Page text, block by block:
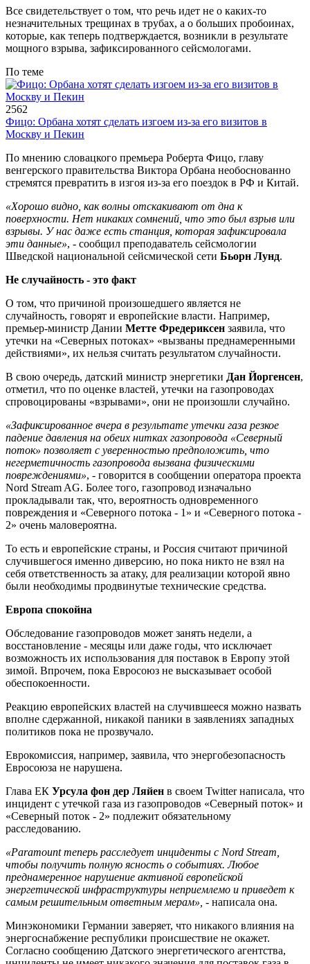
Все свидетельствует о том, что речь идет не о каких-то
незначительных трещинах в трубах, а о больших пробоинах,
которые, как теперь подтверждается, возникли в результате
мощного взрыва, зафиксированного сейсмологами.
По теме
2562
Фицо: Орбана хотят сделать изгоем из-за его визитов в
Москву и Пекин
По мнению словацкого премьера Роберта Фицо, главу
венгерского правительства Виктора Орбана необоснованно
стремятся превратить в изгоя из-за его поездок в РФ и Китай.
«Хорошо видно, как волны отскакивают от дна к
поверхности. Нет никаких сомнений, что это был взрыв или
взрывы. У нас даже есть станция, которая зафиксировала
эти данные», - сообщил преподаватель сейсмологии
Шведской национальной сейсмической сети Бьорн Лунд.
Не случайность - это факт
О том, что причиной произошедшего является не
случайность, говорят и европейские власти. Например,
премьер-министр Дании Метте Фредериксен заявила, что
утечки на «Северных потоках» «вызваны преднамеренными
действиями», их нельзя считать результатом случайности.
В свою очередь, датский министр энергетики Дан Йоргенсен,
отметил, что по оценке властей, утечки на газопроводах
спровоцированы «взрывами», они не произошли случайно.
«Зафиксированное вчера в результате утечки газа резкое
падение давления на обеих нитках газопровода «Северный
поток» позволяет с уверенностью предположить, что
негерметичность газопровода вызвана физическими
повреждениями», - говорится в сообщении оператора проекта
Nord Stream AG. Более того, газопровод изначально
прокладывали так, что, вероятность одновременного
повреждения и «Северного потока - 1» и «Северного потока -
2» очень маловероятна.
То есть и европейские страны, и Россия считают причиной
случившегося именно диверсию, но пока никто не взял на
себя ответственность за атаку, для реализации которой явно
были необходимы продвинутые технические средства.
Европа спокойна
Обследование газопроводов может занять недели, а
восстановление - месяцы или даже годы, что исключает
возможность их использования для поставок в Европу этой
зимой. Впрочем, пока Евросоюз не высказывает особой
обеспокоенности.
Реакцию европейских властей на случившееся можно назвать
вполне сдержанной, никакой паники в заявлениях западных
политиков пока не прозвучало.
Еврокомиссия, например, заявила, что энергобезопасность
Евросоюза не нарушена.
Глава ЕК Урсула фон дер Ляйен в своем Twitter написала, что
инцидент с утечкой газа из газопроводов «Северный поток» и
«Северный поток - 2» подлежит обязательному
расследованию.
«Paramount теперь расследует инциденты с Nord Stream,
чтобы получить полную ясность о событиях. Любое
преднамеренное нарушение активной европейской
энергетической инфраструктуры неприемлемо и приведет к
самым решительным ответным мерам», - написала она.
Минэкономики Германии заверяет, что никакого влияния на
энергоснабжение республики происшествие не окажет.
Согласно сообщению Датского энергетического агентства,